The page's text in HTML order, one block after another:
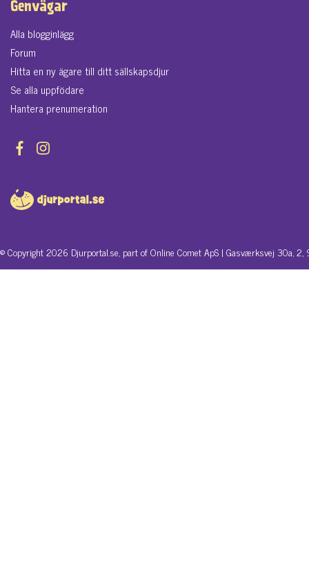
Genvägar
Alla blogginlägg
Forum
Hitta en ny ägare till ditt sällskapsdjur
Se alla uppfödare
Hantera prenumeration
© Copyright 2026 Djurportal.se, part of Online Comet ApS | Gasværksvej 30a,